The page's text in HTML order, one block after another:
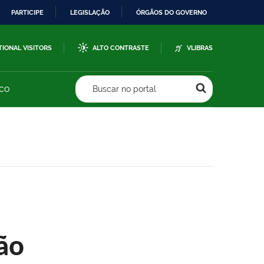
PARTICIPE LEGISLAÇÃO ÓRGÃOS DO GOVERNO
VISITORS ALTO CONTRASTE VLIBRAS
Buscar no portal